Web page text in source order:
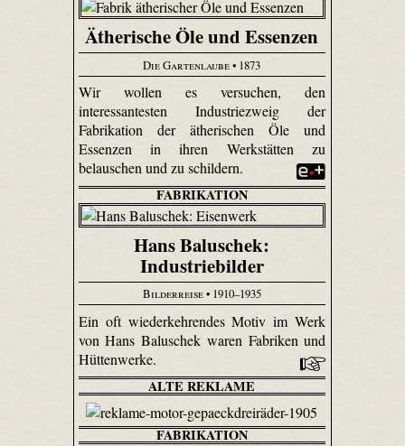
Ätherische Öle und Essenzen
Die Gartenlaube• 1873
Wir wollen es versuchen, den
interessantesten Industriezweig der
Fabrikation der ätherischen Öle und
Essenzen in ihren Werkstätten zu
belauschen und zu schildern.
FABRIKATION
Hans Baluschek:
Industriebilder
Bilderreise• 1910–1935
Ein oft wiederkehrendes Motiv im Werk
von Hans Baluschek waren Fabriken und
Hüttenwerke.
ALTE REKLAME
FABRIKATION